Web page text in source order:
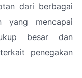
dari berbagai
yang mencapai
besar dan
penegakan